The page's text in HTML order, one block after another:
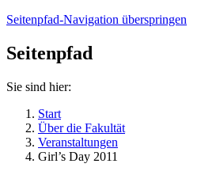
Seitenpfad-Navigation überspringen
Seitenpfad
Sie sind hier:
Start
Über die Fakultät
Veranstaltungen
Girl’s Day 2011